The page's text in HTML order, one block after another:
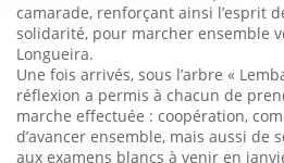
camarade, renforçant ainsi l’esprit
solidarité, pour marcher ensemble
Longueira.
Une fois arrivés, sous l’arbre «
réflexion a permis à chacun de
marche effectuée : coopération,
d’avancer ensemble, mais aussi de
aux examens blancs à venir en